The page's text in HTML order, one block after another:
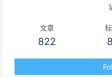
文章
822